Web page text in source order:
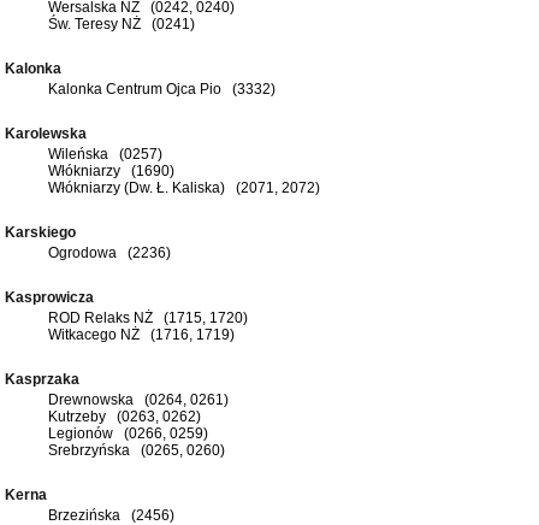
Wersalska NŻ (0242, 0240)
Św. Teresy NŻ (0241)
Kalonka
Kalonka Centrum Ojca Pio (3332)
Karolewska
Wileńska (0257)
Włókniarzy (1690)
Włókniarzy (Dw. Ł. Kaliska) (2071, 2072)
Karskiego
Ogrodowa (2236)
Kasprowicza
ROD Relaks NŻ (1715, 1720)
Witkacego NŻ (1716, 1719)
Kasprzaka
Drewnowska (0264, 0261)
Kutrzeby (0263, 0262)
Legionów (0266, 0259)
Srebrzyńska (0265, 0260)
Kerna
Brzezińska (2456)